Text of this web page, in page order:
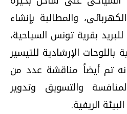
والمطالبة بإنشاء
بقرية تونس السياحية،
باللوحات الإرشادية للتيسير
أنه تم أيضاً مناقشة عدد من
والتسويق وتدوير
الريفية.